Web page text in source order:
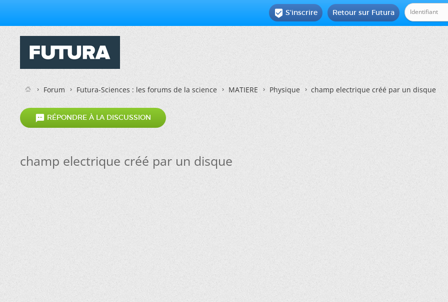
Retour sur Futura
 S'inscrire
Forum Futura-Sciences : les forums de la science MATIERE Physique champ electrique créé par un disque
 RÉPONDRE À LA DISCUSSION
champ electrique créé par un disque